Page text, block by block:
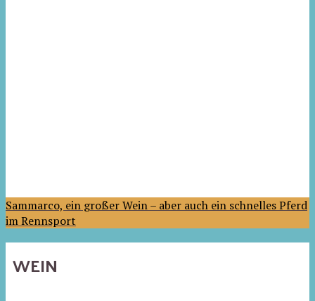
Sammarco, ein großer Wein – aber auch ein schnelles Pferd
im Rennsport
WEIN